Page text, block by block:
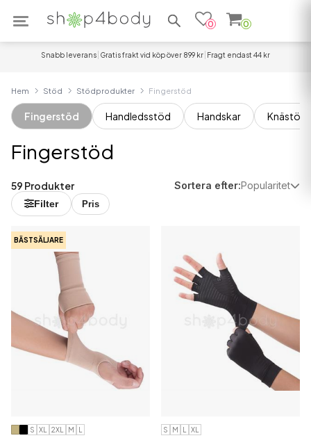
Sök efter produkter
0 0
Snabb leverans Gratis frakt vid köp över 899 kr Fragt endast 44 kr
Hem Stöd Stödprodukter Fingerstöd
Fingerstöd Handledsstöd Handskar Knästöd
Fingerstöd
59 Produkter
Filter Pris
Sortera efter:Popularitet
BÄSTSÄLJARE
S XL 2XL M L S M L XL